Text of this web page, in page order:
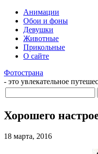
Анимации
Обои и фоны
Девушки
Животные
Прикольные
О сайте
Фотострана
- это увлекательное
Хорошего
18 марта, 2016